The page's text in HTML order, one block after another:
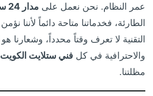
عمر النظام. نحن نعمل على مدار 24 ساعة
الطارئة، فخدماتنا متاحة دائماً لأننا
التقنية لا تعرف وقتاً محدداً، وشعارنا
والاحترافية في كل فني ستلايت الكويت
مظلتنا.